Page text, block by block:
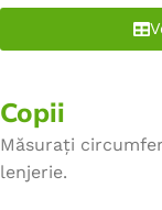
Copii
Măsurați
lenjerie.